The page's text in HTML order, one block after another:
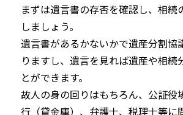
まずは遺言書の存否を確認し、相続
しましょう。
遺言書があるかないかで遺産分割協
りますし、遺言を見れば遺産や相続
とができます。
故人の身の回りはもちろん、公証役
行（貸金庫）、弁護士、税理士等に